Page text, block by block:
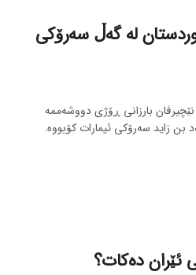
لە گەڵ سەرۆکی
بارزانی ڕۆژی دووشەممە
بن زاید سەرۆکی ئیمارات کۆبووە.
ئێران دەکات؟